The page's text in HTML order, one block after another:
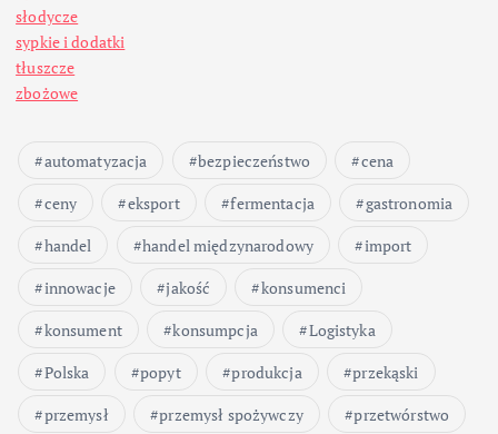
w
a
n
i
e
w
słodycze
sypkie i dodatki
tłuszcze
zbożowe
automatyzacja bezpieczeństwo
cena
ceny
eksport fermentacja
gastronomia
handel
handel międzynarodowy
import
innowacje
jakość
konsumenci
konsument
konsumpcja
Logistyka
Polska
popyt produkcja
przekąski
przemysł
przemysł spożywczy
przetwórstwo